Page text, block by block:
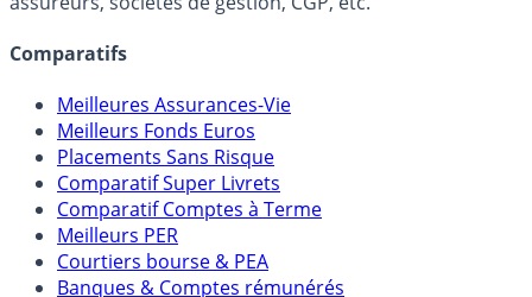
Comparatifs
Meilleures Assurances-Vie
Meilleurs Fonds Euros
Placements Sans Risque
Comparatif Super Livrets
Comparatif Comptes à Terme
Meilleurs PER
Courtiers bourse & PEA
Banques & Comptes rémunérés